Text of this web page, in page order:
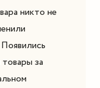
никто не
за